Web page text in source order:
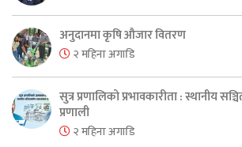
अनुदानमा कृषि औजार वितरण
२ महिना अगाडि
सुत्र प्रणालिको प्रभावकारीता : स्थानीय
प्रणाली
२ महिना अगाडि